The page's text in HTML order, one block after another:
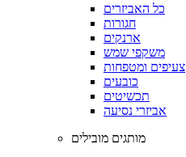
כל האביזרים
חגורות
ארנקים
משקפי שמש
צעיפים ומטפחות
כובעים
תכשיטים
אביזרי נסיעה
מותגים מובילים